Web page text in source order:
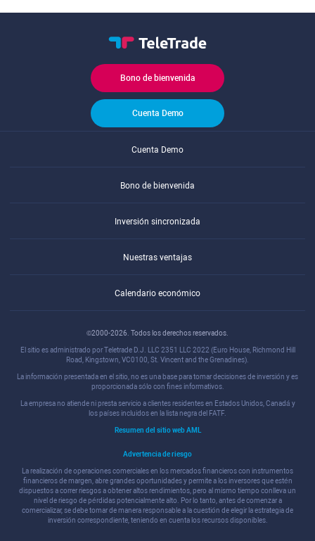
Bono de bienvenida
Cuenta Demo
Cuenta Demo
Bono de bienvenida
Inversión sincronizada
Nuestras ventajas
Calendario económico
©2000-2026. Todos los derechos reservados.
El sitio es administrado por Teletrade D.J. LLC 2351 LLC 2022 (Euro House, Richmond Hill
Road, Kingstown, VC0100, St. Vincent and the Grenadines).
La información presentada en el sitio, no es una base para tomar decisiones de inversión y es
proporcionada sólo con fines informativos.
La empresa no atiende ni presta servicio a clientes residentes en Estados Unidos, Canadá y
los países incluidos en la lista negra del FATF.
Resumen del sitio web AML
Advertencia de riesgo
La realización de operaciones comerciales en los mercados financieros con instrumentos
financieros de margen, abre grandes oportunidades y permite a los inversores que estén
dispuestos a correr riesgos a obtener altos rendimientos, pero al mismo tiempo conlleva un
nivel de riesgo de pérdidas potencialmente alto. Por lo tanto, antes de comenzar a
comercializar, se debe tomar de manera responsable a la cuestión de elegir la estrategia de
inversión correspondiente, teniendo en cuenta los recursos disponibles.